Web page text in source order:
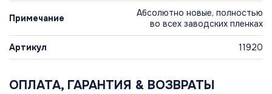
Примечание
Абсолютно новые, полностью
во всех заводских пленках
Артикул 11920
ОПЛАТА, ГАРАНТИЯ & ВОЗВРАТЫ